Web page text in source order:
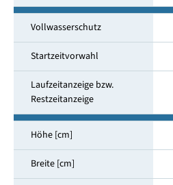
Vollwasserschutz
Startzeitvorwahl
Laufzeitanzeige bzw.
Restzeitanzeige
Höhe [cm]
Breite [cm]